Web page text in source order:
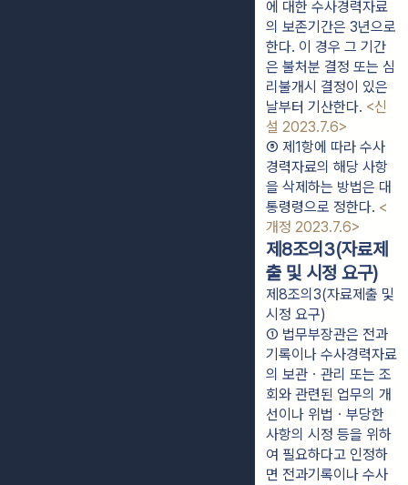
에 대한 수사경력자료
의 보존기간은 3년으로
한다. 이 경우 그 기간
은 불처분 결정 또는 심
리불개시 결정이 있은
날부터 기산한다. <신
설 2023.7.6>
⑤ 제1항에 따라 수사
경력자료의 해당 사항
을 삭제하는 방법은 대
통령령으로 정한다. <
개정 2023.7.6>
제8조의3(자료제
출 및 시정 요구)
제8조의3(자료제출 및
시정 요구)
① 법무부장관은 전과
기록이나 수사경력자료
의 보관ㆍ관리 또는 조
회와 관련된 업무의 개
선이나 위법ㆍ부당한
사항의 시정 등을 위하
여 필요하다고 인정하
면 전과기록이나 수사